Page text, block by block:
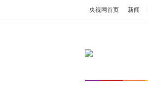
央视网首页 新闻